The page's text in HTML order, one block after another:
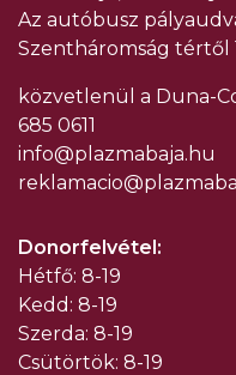
Az autóbusz
Szentháromság tértől
közvetlenül a Duna-
685 0611
info@plazmabaja.hu
Donorfelvétel:
Hétfő: 8-19
Kedd: 8-19
Szerda: 8-19
Csütörtök: 8-19